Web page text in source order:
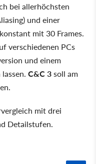
bei allerhöchsten
und einer
mit 30 Frames.
verschiedenen PCs
und einem
C&C 3soll am
mit drei
Detailstufen.